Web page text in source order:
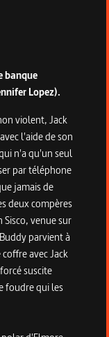
banque
Lopez).
violent, Jack
l'aide de son
n'a qu'un seul
par téléphone
jamais de
deux compères
venue sur
parvient à
avec Jack
suscite
foudre qui les